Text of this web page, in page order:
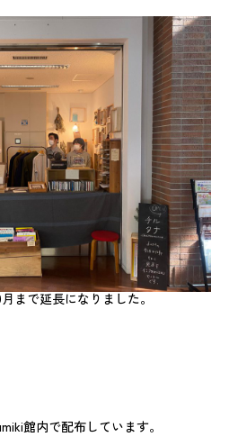
まで延長になりました。
館内で配布しています。